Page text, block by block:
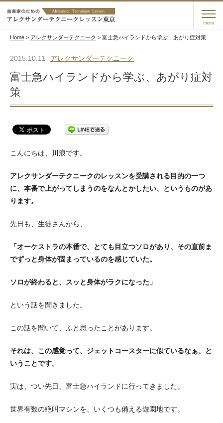
menu
Home > アレクサンダーテクニーク > 富士急ハイランドから学ぶ、あがり症対策
2015.10.11 アレクサンダーテクニーク
富士急ハイランドから学ぶ、あがり症対
策
こんにちは、川浪です。
アレクサンダーテクニークのレッスンを受講される目的の一つ
に、本番で上がってしまうのをなんとかしたい、というものがあ
ります。
先日も、生徒さんから、
「オーケストラの本番で、とても目立つソロがあり、その直前ま
でずっと身体が固まっているのを感じていた。
ソロが終わると、スッと身体がラクになった」
という話を聞きました。
この話を聞いて、ふと思ったことがあります。
それは、この感覚って、ジェットコースターに似ているなぁ、と
いうことです。
実は、つい先日、富士急ハイランドに行ってきました。
世界有数の絶叫マシンを、いくつも備える遊園地です。